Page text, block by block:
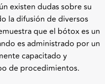
existen dudas sobre su
la difusión de diversos
que el bótox es un
es administrado por un
capacitado y
de procedimientos.